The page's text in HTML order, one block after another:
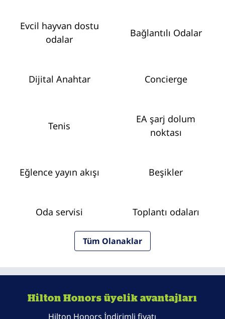
Evcil hayvan dostu
odalar
Bağlantılı Odalar
Dijital Anahtar Concierge
Tenis
EA şarj dolum
noktası
Eğlence yayın akışı Beşikler
Oda servisi Toplantı odaları
Tüm Olanaklar
Hilton Honors üyelik avantajları
Hilton Honors İndirimli fiyatı